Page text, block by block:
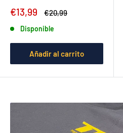
Precio
venta
€13,99
Precio
€20,99
Disponible
Añadir al carrito